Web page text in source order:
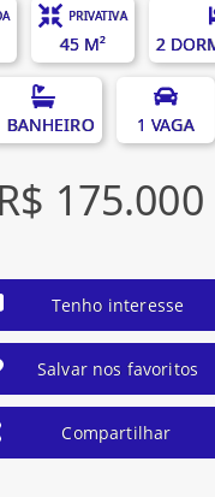
PRIVATIVA
45 M² 2
BANHEIRO 1 VAGA
R$ 175.000
Tenho interesse
Salvar nos favoritos
Compartilhar